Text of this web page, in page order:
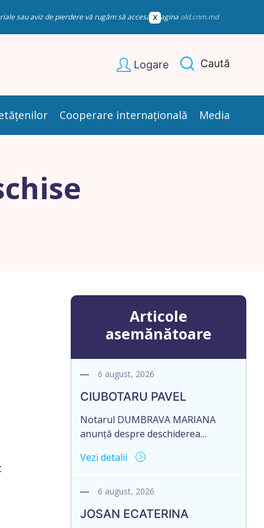
sau aviz de pierdere vă rugăm să accesați pagina old.cnm.md
Logare Caută
Cooperare internațională Media
Articole
asemănătoare
6 august, 2026
CIUBOTARU PAVEL
Notarul DUMBRAVA MARIANA
anunță despre deschiderea
decesului cet. CIUBOTARU PAVEL,
data de 21 MAI 2026, IDNP
succesibilii, că conform
Vezi detalii
6 august, 2026
JOSAN ECATERINA